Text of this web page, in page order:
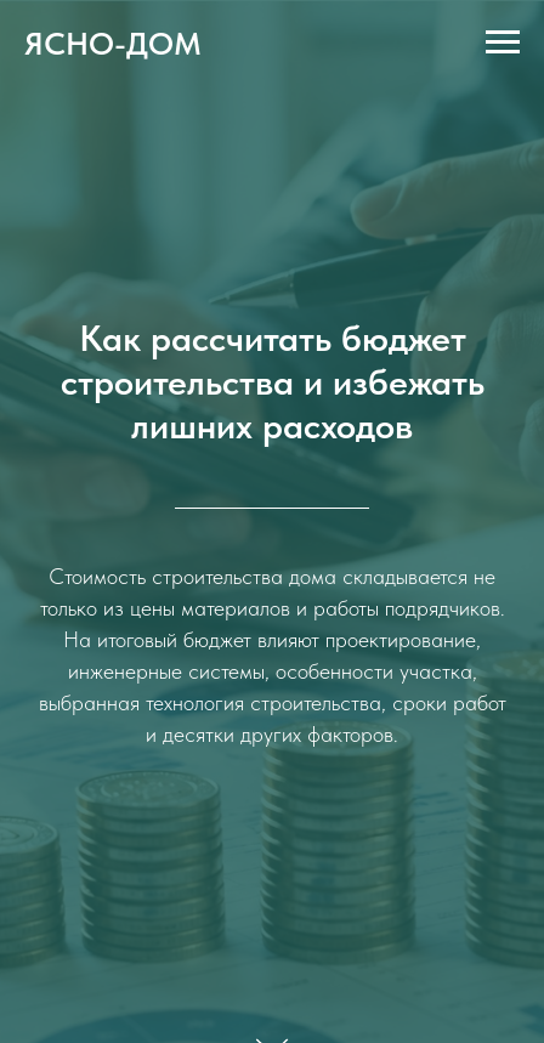
ЯСНО-ДОМ
Как рассчитать бюджет
строительства и избежать
лишних расходов
Стоимость строительства дома складывается не
только из цены материалов и работы подрядчиков.
На итоговый бюджет влияют проектирование,
инженерные системы, особенности участка,
выбранная технология строительства, сроки работ
и десятки других факторов.